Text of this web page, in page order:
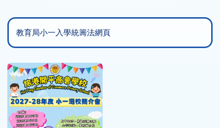
教育局小一入學統籌法網頁